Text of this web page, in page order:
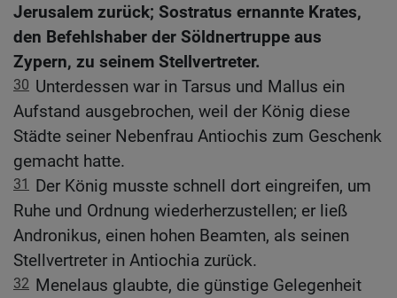
Jerusalem zurück; Sostratus ernannte Krates,
den Befehlshaber der Söldnertruppe aus
Zypern, zu seinem Stellvertreter.
30 Unterdessen war in Tarsus und Mallus ein
Aufstand ausgebrochen, weil der König diese
Städte seiner Nebenfrau Antiochis zum Geschenk
gemacht hatte.
31 Der König musste schnell dort eingreifen, um
Ruhe und Ordnung wiederherzustellen; er ließ
Andronikus, einen hohen Beamten, als seinen
Stellvertreter in Antiochia zurück.
32 Menelaus glaubte, die günstige Gelegenheit